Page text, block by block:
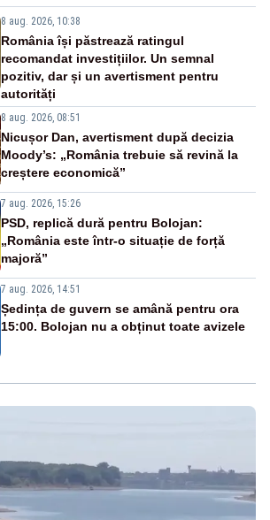
8 aug. 2026, 10:38
România își păstrează ratingul
recomandat investițiilor. Un semnal
pozitiv, dar și un avertisment pentru
autorități
8 aug. 2026, 08:51
Nicușor Dan, avertisment după decizia
Moody’s: „România trebuie să revină la
creștere economică”
7 aug. 2026, 15:26
PSD, replică dură pentru Bolojan:
„România este într-o situație de forță
majoră”
7 aug. 2026, 14:51
Ședința de guvern se amână pentru ora
15:00. Bolojan nu a obținut toate avizele